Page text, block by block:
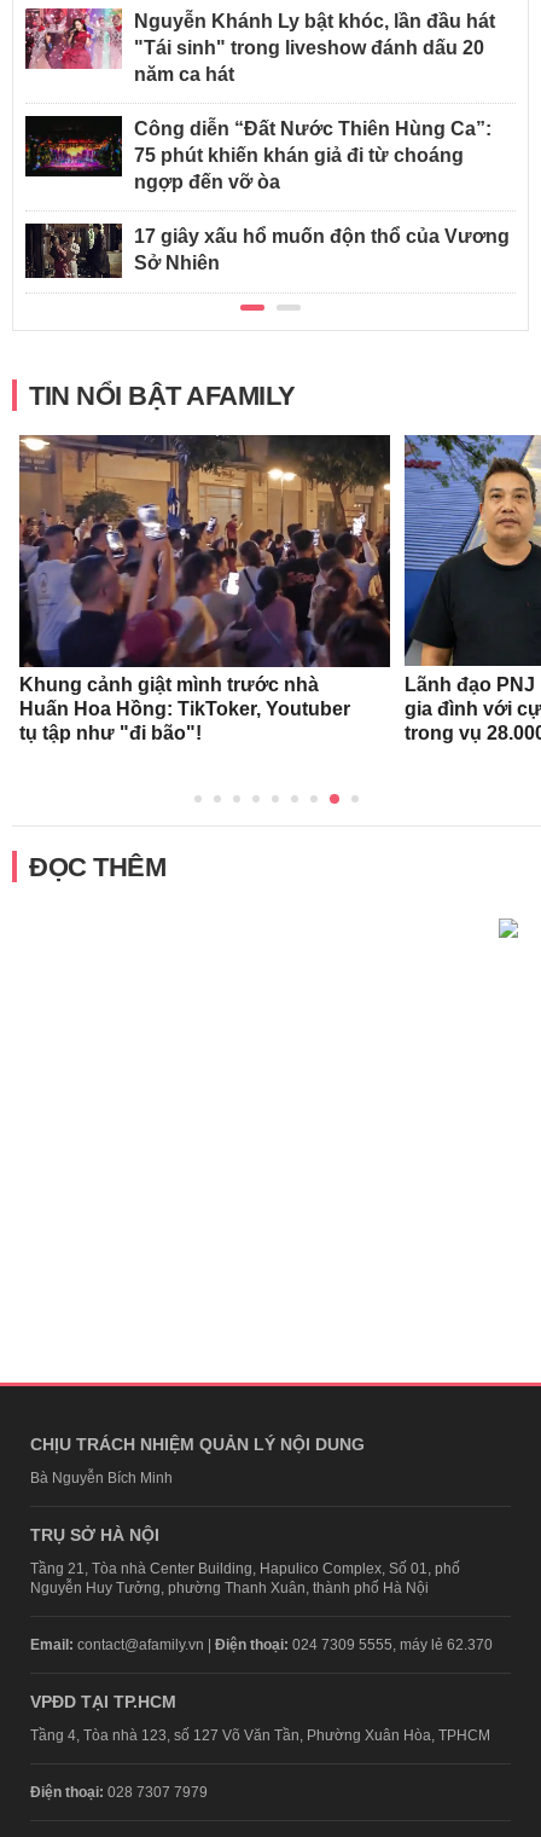
Nguyễn Khánh Ly bật khóc, lần đầu hát
"Tái sinh" trong liveshow đánh dấu 20
năm ca hát
Công diễn “Đất Nước Thiên Hùng Ca”:
75 phút khiến khán giả đi từ choáng
ngợp đến vỡ òa
17 giây xấu hổ muốn độn thổ của Vương
Sở Nhiên
TIN NỔI BẬT AFAMILY
Khung cảnh giật mình trước nhà
Huấn Hoa Hồng: TikToker, Youtuber
tụ tập như "đi bão"!
Lãnh đạo
gia đình với
trong vụ
ĐỌC THÊM
CHỊU TRÁCH NHIỆM QUẢN LÝ NỘI DUNG
Bà Nguyễn Bích Minh
TRỤ SỞ HÀ NỘI
Tầng 21, Tòa nhà Center Building, Hapulico Complex, Số 01, phố
Nguyễn Huy Tưởng, phường Thanh Xuân, thành phố Hà Nội
Email: contact@afamily.vn | Điện thoại: 024 7309 5555, máy lẻ 62.370
VPĐD TẠI TP.HCM
Tầng 4, Tòa nhà 123, số 127 Võ Văn Tần, Phường Xuân Hòa, TPHCM
Điện thoại: 028 7307 7979